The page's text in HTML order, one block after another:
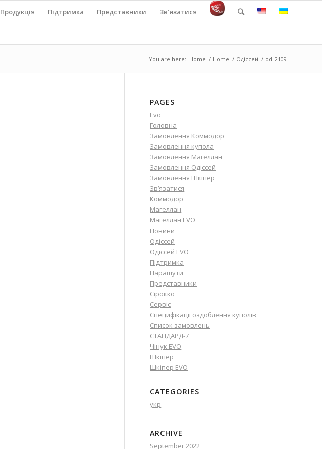
Продукція Підтримка Представники Зв’язатися
You are here: Home / Home / Одіссей / od_2109
PAGES
Evo
Головна
Замовлення Коммодор
Замовлення купола
Замовлення Магеллан
Замовлення Одіссей
Замовлення Шкіпер
Зв’язатися
Коммодор
Магеллан
Магеллан EVO
Новини
Одіссей
Одіссей EVO
Підтримка
Парашути
Представники
Сірокко
Сервіс
Специфікації оздоблення куполів
Список замовлень
СТАНДАРД-7
Чінук EVO
Шкіпер
Шкіпер EVO
CATEGORIES
укр
ARCHIVE
September 2022